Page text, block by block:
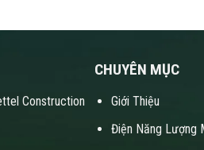
Construction
CHUYÊN MỤC
Giới Thiệu
Điện Năng Lượng